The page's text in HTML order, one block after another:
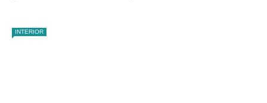
INTERIOR